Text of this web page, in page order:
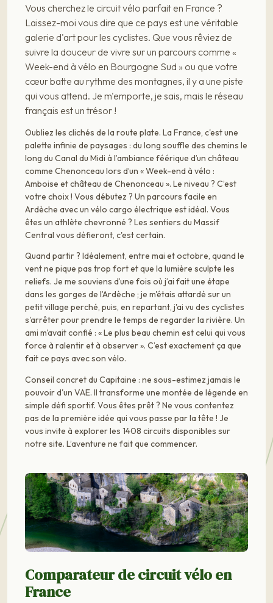
Vous cherchez le circuit vélo parfait en France ?
Laissez-moi vous dire que ce pays est une véritable
galerie d'art pour les cyclistes. Que vous rêviez de
suivre la douceur de vivre sur un parcours comme «
Week-end à vélo en Bourgogne Sud » ou que votre
cœur batte au rythme des montagnes, il y a une piste
qui vous attend. Je m'emporte, je sais, mais le réseau
français est un trésor !
Oubliez les clichés de la route plate. La France, c'est une
palette infinie de paysages : du long souffle des chemins le
long du Canal du Midi à l’ambiance féérique d’un château
comme Chenonceau lors d’un « Week-end à vélo :
Amboise et château de Chenonceau ». Le niveau ? C’est
votre choix ! Vous débutez ? Un parcours facile en
Ardèche avec un vélo cargo électrique est idéal. Vous
êtes un athlète chevronné ? Les sentiers du Massif
Central vous défieront, c'est certain.
Quand partir ? Idéalement, entre mai et octobre, quand le
vent ne pique pas trop fort et que la lumière sculpte les
reliefs. Je me souviens d’une fois où j’ai fait une étape
dans les gorges de l’Ardèche ; je m'étais attardé sur un
petit village perché, puis, en repartant, j'ai vu des cyclistes
s'arrêter pour prendre le temps de regarder la rivière. Un
ami m'avait confié : « Le plus beau chemin est celui qui vous
force à ralentir et à observer ». C’est exactement ça que
fait ce pays avec son vélo.
Conseil concret du Capitaine : ne sous-estimez jamais le
pouvoir d'un VAE. Il transforme une montée de légende en
simple défi sportif. Vous êtes prêt ? Ne vous contentez
pas de la première idée qui vous passe par la tête ! Je
vous invite à explorer les 1408 circuits disponibles sur
notre site. L’aventure ne fait que commencer.
Comparateur de circuit vélo en
France